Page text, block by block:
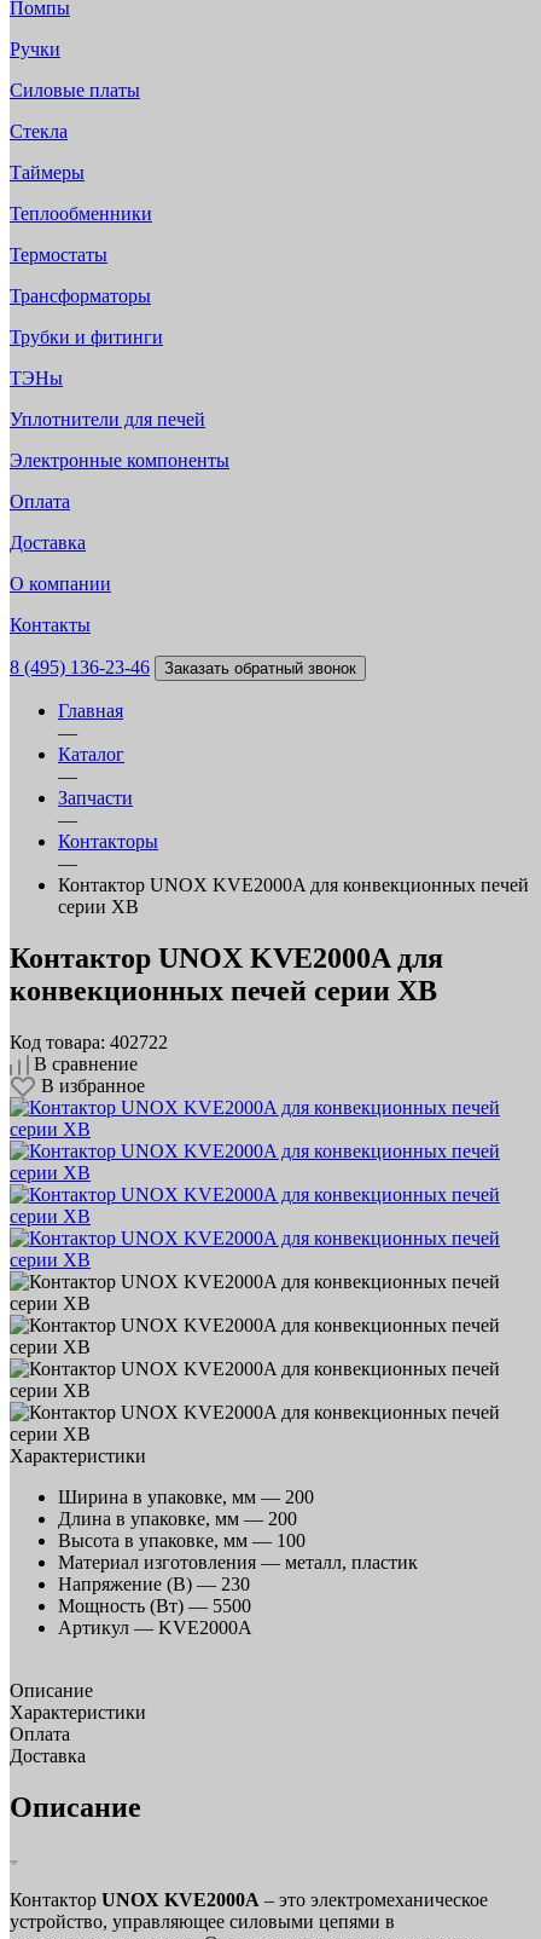
Помпы
Ручки
Силовые платы
Стекла
Таймеры
Теплообменники
Термостаты
Трансформаторы
Трубки и фитинги
ТЭНы
Уплотнители для печей
Электронные компоненты
Оплата
Доставка
О компании
Контакты
8 (495) 136-23-46 Заказать обратный звонок
Главная
—
Каталог
—
Запчасти
—
Контакторы
—
Контактор UNOX KVE2000A для конвекционных печей
серии ХВ
Контактор UNOX KVE2000A для
конвекционных печей серии ХВ
Код товара: 402722
В сравнение
В избранное
Характеристики
Ширина в упаковке, мм — 200
Длина в упаковке, мм — 200
Высота в упаковке, мм — 100
Материал изготовления — металл, пластик
Напряжение (В) — 230
Мощность (Вт) — 5500
Артикул — KVE2000A
Описание
Характеристики
Оплата
Доставка
Описание
Контактор UNOX KVE2000A – это электромеханическое
устройство, управляющее силовыми цепями в